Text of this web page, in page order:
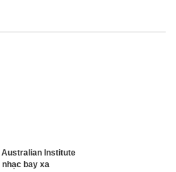
Australian Institute
bay xa